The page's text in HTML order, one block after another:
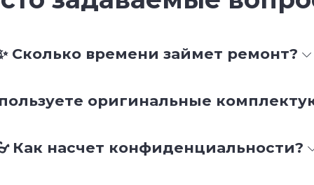
Сколько времени займет ремонт?
оригинальные
Как насчет конфиденциальности?